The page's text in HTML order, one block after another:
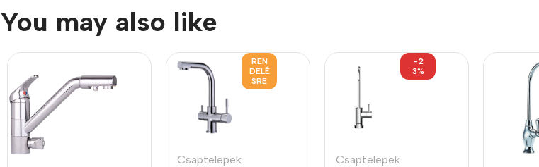
You may also like
REN
DELÉ
SRE
Csaptelepek
-2
3%
Csaptelepek